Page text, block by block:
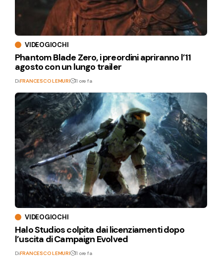
VIDEOGIOCHI
Phantom Blade Zero, i preordini apriranno l’11
agosto con un lungo trailer
DiFRANCESCO LEMURI 11 ore fa
VIDEOGIOCHI
Halo Studios colpita dai licenziamenti dopo
l’uscita di Campaign Evolved
DiFRANCESCO LEMURI 11 ore fa